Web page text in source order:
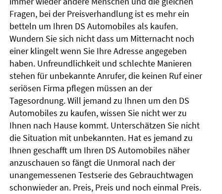
Fragen, bei der Preisverhandlung ist es mehr ein
betteln um Ihren DS Automobiles als kaufen.
Wundern Sie sich nicht dass um Mitternacht noch
einer klingelt wenn Sie Ihre Adresse angegeben
haben. Unfreundlichkeit und schlechte Manieren
stehen für unbekannte Anrufer, die keinen Ruf einer
seriösen Firma pflegen müssen an der
Tagesordnung. Will jemand zu Ihnen um den DS
Automobiles zu kaufen, wissen Sie nicht wer zu
Ihnen nach Hause kommt. Unterschätzen Sie nicht
die Situation mit unbekannten. Hat es jemand zu
Ihnen geschafft um Ihren DS Automobiles näher
anzuschauen so fängt die Unmoral nach der
unangemessenen Testserie des Gebrauchtwagen
schonwieder an. Preis, Preis und noch einmal Preis.